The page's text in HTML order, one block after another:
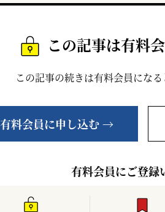
この記事は有料
この記事の続きは有料会員になる
有料会員に申し込む →
有料会員にご登録